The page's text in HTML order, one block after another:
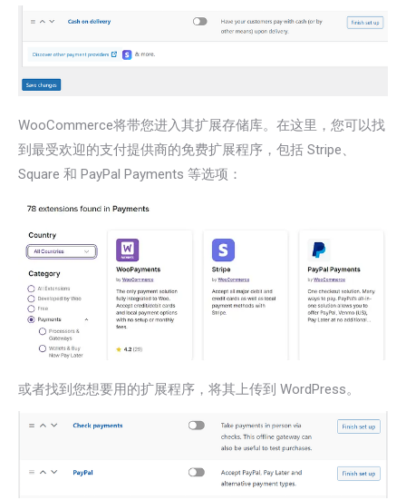
WooCommerce将带您进入其扩展存储库。在这里，您可以找
到最受欢迎的支付提供商的免费扩展程序，包括 Stripe、
Square 和 PayPal Payments 等选项：
或者找到您想要用的扩展程序，将其上传到 WordPress。